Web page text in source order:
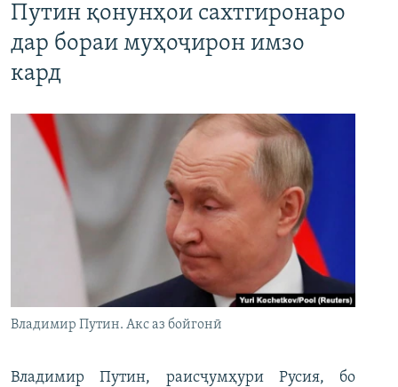
Путин қонунҳои сахтгиронаро
дар бораи муҳоҷирон имзо
кард
Владимир Путин. Акс аз бойгонӣ
Владимир Путин, раисҷумҳури Русия, бо